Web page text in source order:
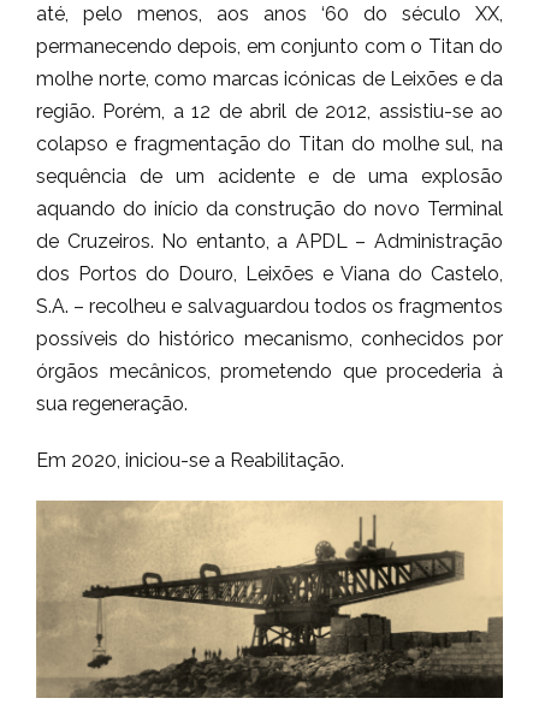
até, pelo menos, aos anos ‘60 do século XX,
permanecendo depois, em conjunto com o Titan do
molhe norte, como marcas icónicas de Leixões e da
região. Porém, a 12 de abril de 2012, assistiu-se ao
colapso e fragmentação do Titan do molhe sul, na
sequência de um acidente e de uma explosão
aquando do início da construção do novo Terminal
de Cruzeiros. No entanto, a APDL – Administração
dos Portos do Douro, Leixões e Viana do Castelo,
S.A. – recolheu e salvaguardou todos os fragmentos
possíveis do histórico mecanismo, conhecidos por
órgãos mecânicos, prometendo que procederia à
sua regeneração.
Em 2020, iniciou-se a Reabilitação.